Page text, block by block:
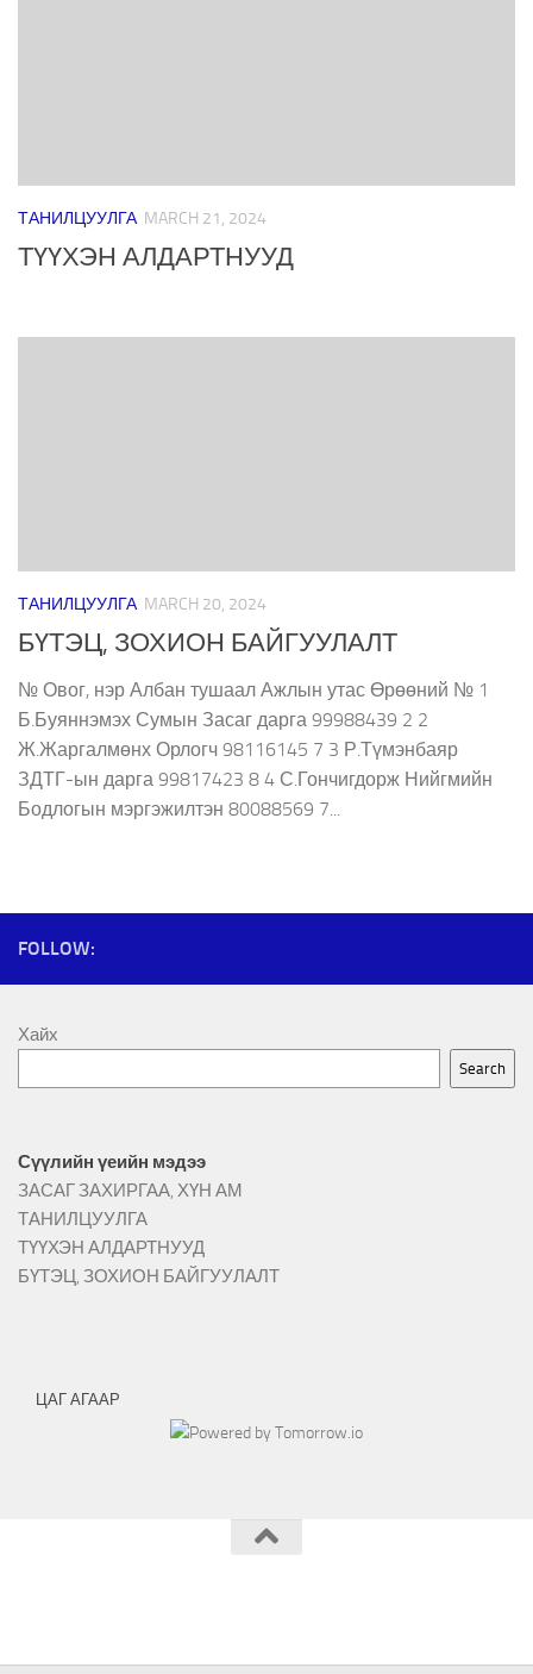
ТАНИЛЦУУЛГА MARCH 21, 2024
ТҮҮХЭН АЛДАРТНУУД
ТАНИЛЦУУЛГА MARCH 20, 2024
БҮТЭЦ, ЗОХИОН БАЙГУУЛАЛТ
№ Овог, нэр Албан тушаал Ажлын утас Өрөөний № 1
Б.Буяннэмэх Сумын Засаг дарга 99988439 2 2
Ж.Жаргалмөнх Орлогч 98116145 7 3 Р.Түмэнбаяр
ЗДТГ-ын дарга 99817423 8 4 С.Гончигдорж Нийгмийн
Бодлогын мэргэжилтэн 80088569 7...
FOLLOW:
Хайх
Search
Сүүлийн үеийн мэдээ
ЗАСАГ ЗАХИРГАА, ХҮН АМ
ТАНИЛЦУУЛГА
ТҮҮХЭН АЛДАРТНУУД
БҮТЭЦ, ЗОХИОН БАЙГУУЛАЛТ
ЦАГ АГААР